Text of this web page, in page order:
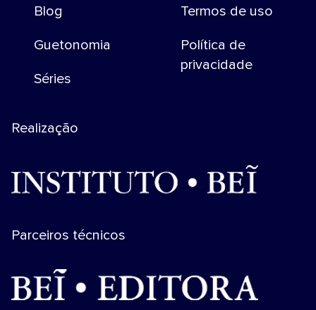
Blog
Guetonomia
Séries
Termos de uso
Política de
privacidade
Realização
Parceiros técnicos